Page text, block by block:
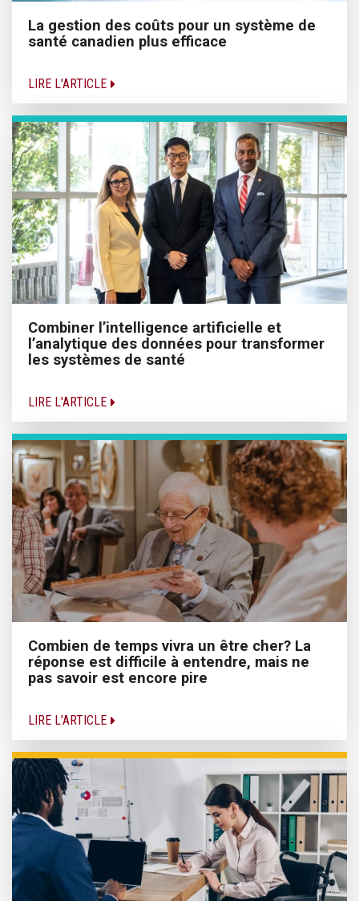
La gestion des coûts pour un système de
santé canadien plus efficace
LIRE L'ARTICLE
Combiner l’intelligence artificielle et
l’analytique des données pour transformer
les systèmes de santé
LIRE L'ARTICLE
Combien de temps vivra un être cher? La
réponse est difficile à entendre, mais ne
pas savoir est encore pire
LIRE L'ARTICLE